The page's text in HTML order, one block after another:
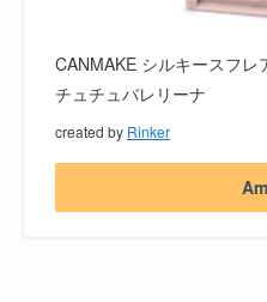
CANMAKE シルキースフ
チュチュバレリーナ
created by Rinker